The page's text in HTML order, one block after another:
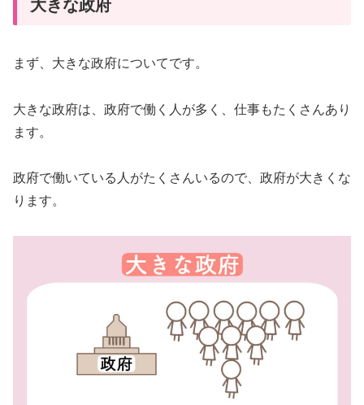
大きな政府
まず、大きな政府についてです。
大きな政府は、政府で働く人が多く、仕事もたくさんあり
ます。
政府で働いている人がたくさんいるので、政府が大きくな
ります。